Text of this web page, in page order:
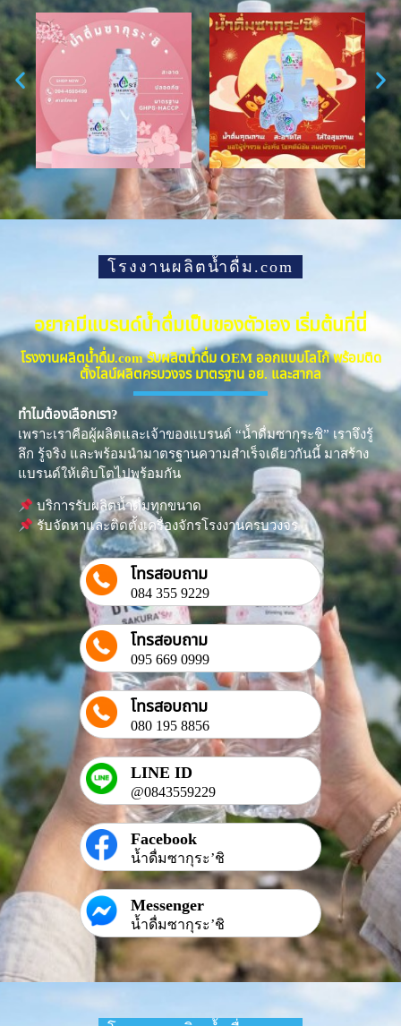
โรงงานผลิตน้ำดื่ม.com
อยากมีแบรนด์น้ำดื่มเป็นของตัวเอง เริ่มต้นที่นี่
โรงงานผลิตน้ำดื่ม.com รับผลิตน้ำดื่ม OEM ออกแบบโลโก้ พร้อมติด
ตั้งไลน์ผลิตครบวงจร มาตรฐาน อย. และสากล
ทำไมต้องเลือกเรา?
เพราะเราคือผู้ผลิตและเจ้าของแบรนด์ “น้ำดื่มซากุระชิ” เราจึงรู้
ลึก รู้จริง และพร้อมนำมาตรฐานความสำเร็จเดียวกันนี้ มาสร้าง
แบรนด์ให้เติบโตไปพร้อมกัน
บริการรับผลิตน้ำดื่มทุกขนาด
รับจัดหาและติดตั้งเครื่องจักรโรงงานครบวงจร
โทรสอบถาม
084 355 9229
โทรสอบถาม
095 669 0999
โทรสอบถาม
080 195 8856
LINE ID
@0843559229
Facebook
น้ำดื่มซากุระ’ชิ
Messenger
น้ำดื่มซากุระ’ชิ